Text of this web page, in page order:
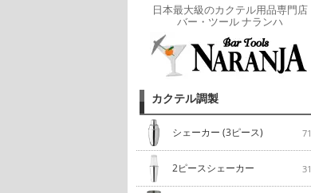
日本最大級のカクテル用品専門店
バー・ツール ナランハ
カクテル調製
シェーカー (3ピース) 71
2ピースシェーカー 31